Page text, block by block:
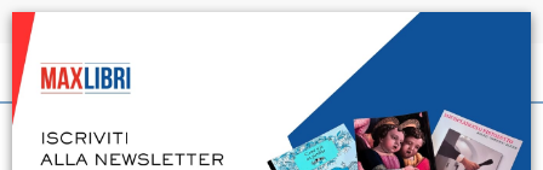
Spedizione in 24h per tutti i libri disponibili
Italiano